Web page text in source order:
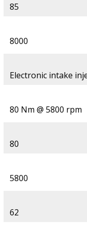
85
8000
Electronic intake
80 Nm @ 5800 rpm
80
5800
62